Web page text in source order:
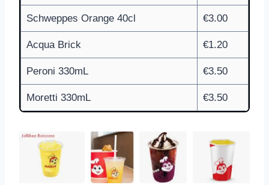
Schweppes Orange 40cl €3.00
Acqua Brick €1.20
Peroni 330mL €3.50
Moretti 330mL €3.50